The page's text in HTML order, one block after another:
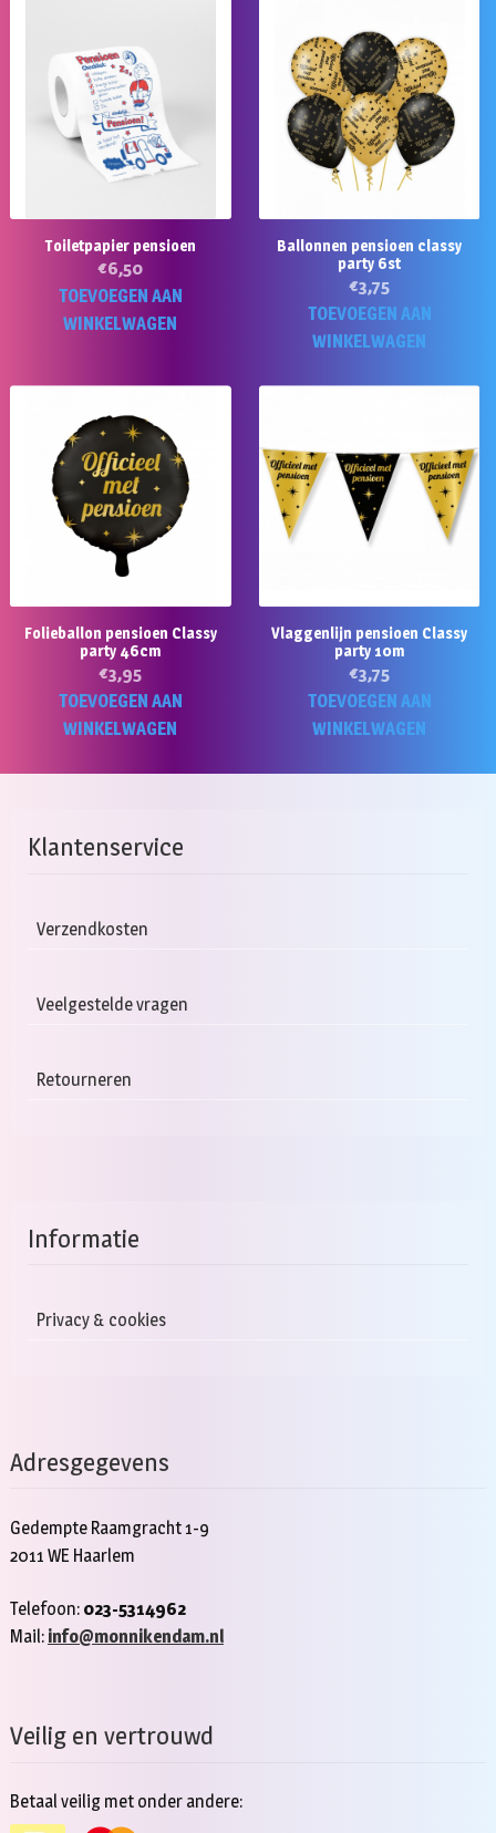
Toiletpapier pensioen
€6,50
TOEVOEGEN AAN
WINKELWAGEN
Ballonnen pensioen classy
party 6st
€3,75
TOEVOEGEN AAN
WINKELWAGEN
Folieballon pensioen Classy
party 46cm
€3,95
TOEVOEGEN AAN
WINKELWAGEN
Vlaggenlijn pensioen Classy
party 10m
€3,75
TOEVOEGEN AAN
WINKELWAGEN
Klantenservice
Verzendkosten
Veelgestelde vragen
Retourneren
Informatie
Privacy & cookies
Adresgegevens
Gedempte Raamgracht 1-9
2011 WE Haarlem
Telefoon: 023-5314962
Mail: info@monnikendam.nl
Veilig en vertrouwd
Betaal veilig met onder andere: